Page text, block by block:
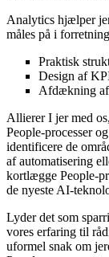
Analytics hjælper
måles på i
Praktisk
Design af
Afdækning af
Allierer I jer med
People-processer
identificere de
af automatisering
kortlægge People-
de nyeste AI-
Lyder det som
vores erfaring til
uformel snak om